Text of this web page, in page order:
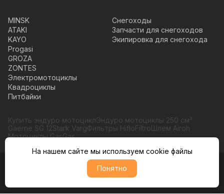
MINSK
ATAKI
KAYO
Progasi
GROZA
ZONTES
Электромотоциклы
Квадроциклы
Питбайки
Снегоходы
Запчасти для снегоходов
Экипировка для снегохода
Купить эндуро мотоциклЭндуро мотоциклы 250 см³
Gaerne SG 12Stark VargФильтры HifloFiltroШлем Airoh
Мотоциклы GasGas
© Moto365, Все права защищены
Политика обратботки персональных данных
На нашем сайте мы используем cookie файлы
Понятно